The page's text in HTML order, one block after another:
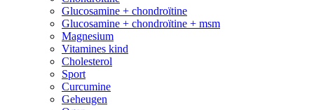
Glucosamine + chondroïtine
Glucosamine + chondroïtine + msm
Magnesium
Vitamines kind
Cholesterol
Sport
Curcumine
Geheugen